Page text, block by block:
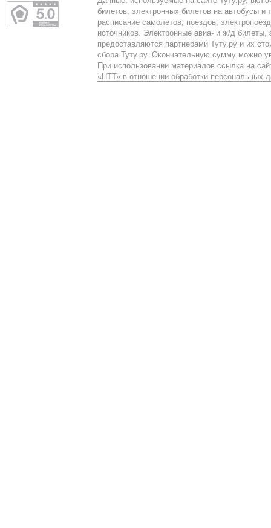
билетов, электронных билетов на автобусы и
расписание самолетов, поездов,
источников. Электронные авиа- и ж/д билеты,
предоставляются партнерами Туту.ру и их
сбора Туту.ру. Окончательную сумму можно
При использовании материалов ссылка на
«НТТ» в отношении обработки персональных